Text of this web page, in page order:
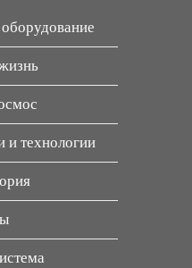
и технологии